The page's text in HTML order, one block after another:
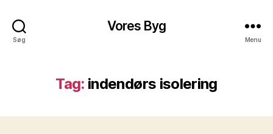
Søg
Vores Byg
Menu
Tag: indendørs isolering